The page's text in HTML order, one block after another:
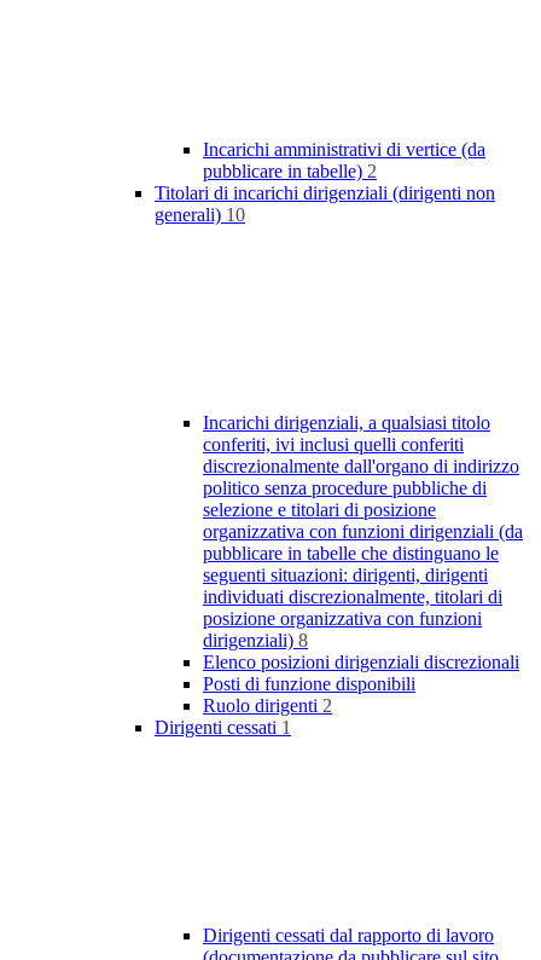
Incarichi amministrativi di vertice (da
pubblicare in tabelle) 2
Titolari di incarichi dirigenziali (dirigenti non
generali) 10
Incarichi dirigenziali, a qualsiasi titolo
conferiti, ivi inclusi quelli conferiti
discrezionalmente dall'organo di indirizzo
politico senza procedure pubbliche di
selezione e titolari di posizione
organizzativa con funzioni dirigenziali (da
pubblicare in tabelle che distinguano le
seguenti situazioni: dirigenti, dirigenti
individuati discrezionalmente, titolari di
posizione organizzativa con funzioni
dirigenziali) 8
Elenco posizioni dirigenziali discrezionali
Posti di funzione disponibili
Ruolo dirigenti 2
Dirigenti cessati 1
Dirigenti cessati dal rapporto di lavoro